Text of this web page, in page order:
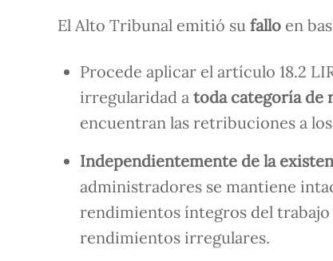
El Alto Tribunal emitió su fallo en
Procede aplicar el artículo 18.2
irregularidad atoda categoría de
encuentran las retribuciones a
Independientemente de la
administradores se mantiene
rendimientos íntegros del trabajo
rendimientos irregulares.